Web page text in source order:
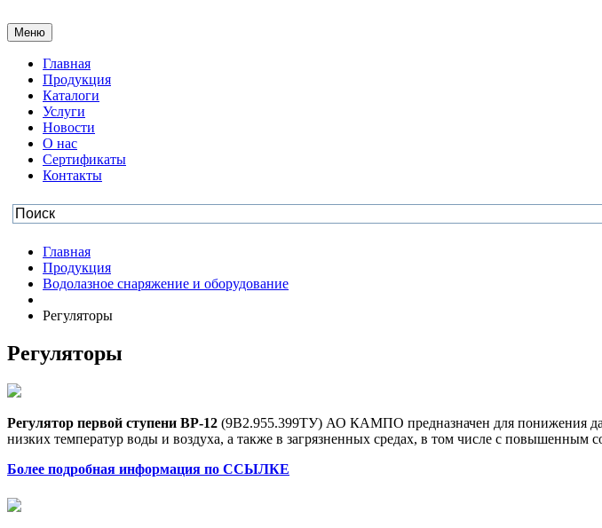
Меню
Главная
Продукция
Каталоги
Услуги
Новости
О нас
Сертификаты
Контакты
Главная
Продукция
Водолазное снаряжение и оборудование
Регуляторы
Регуляторы
Регулятор первой ступени ВР-12 (9В2.955.399ТУ) АО КАМПО предназначен для понижения
низких температур воды и воздуха, а также в загрязненных средах, в том числе с повышенным
Более подробная информация по ССЫЛКЕ